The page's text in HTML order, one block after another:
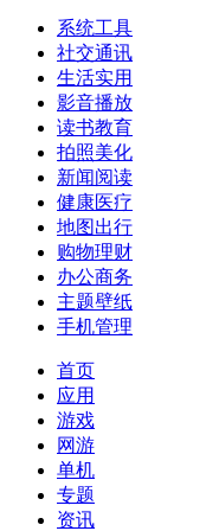
系统工具
社交通讯
生活实用
影音播放
读书教育
拍照美化
新闻阅读
健康医疗
地图出行
购物理财
办公商务
主题壁纸
手机管理
首页
应用
游戏
网游
单机
专题
资讯